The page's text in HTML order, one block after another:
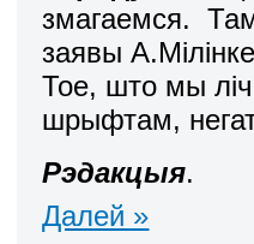
змагаемся.
заявы
Тое, што мы
шрыфтам,
Рэдакцыя.
Далей »